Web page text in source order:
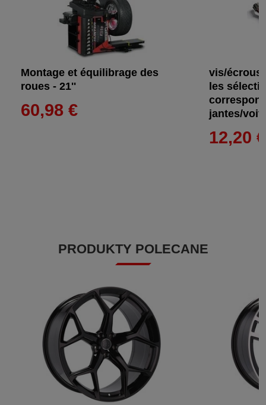
Montage et équilibrage des
roues - 21''
60,98 €
vis/écrous
les
jantes/
12,20 €
PRODUKTY POLECANE